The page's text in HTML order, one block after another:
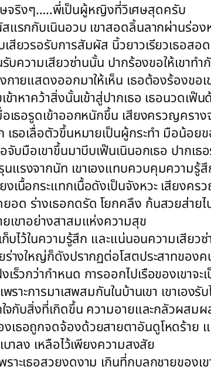
ริงๆ…..พี่เป็นผู้หญิงที่วิเศษสุดครับ
แรกกับเนินอวบ เขาสอดลิ้นลากผ่านร่อ
ยวรอรับการสัมผัส นิ้วยาวเรียวเธอสอ
ความเสียวซ่านนั้น ปากร้องขอให้เขาทำ
ยแสดงออกมาให้เห็น เธอต้องร้องขอ
าหาคว้าสิ่งนั้นเข้าสู่ปากเธอ เธอนวดเ
เธอรูดเข้าออกหนักขึ้น เสียงครวญครา
ธอเลื่อตัวขึ้นหมายเป็นผู้กระทำ มือน้อ
มือเขาขึ้นมาบีบเฟ๊นเนินอกเธอ ปากเธ
งจากนัท เขาเองแทบควบคุมความรู้สึ
งเนื้อกระแทกเนื้อดังเป็นจังหวะ เสียง
ด ร่างเธอกดรัด โยกคลึง ก้นสวยส่าย
เขาอย่างสาสมแห่งความสุข
บไว้ในความรู้สึก และแน่นอนความเสีย
งใหญ่ก็ดังปรากฏต่อโสตประสาทของค
วกว่ากำหนด การออกไปเรือของเขาจ
าะการมาเสพสมกันในบ้านเขา เขาเอง
จกับสิ่งที่เกิดขึ้น ความอายและกลัวผสม
ธอถูกจดจ้องด้วยสายตาอันดูโหดร้าย
าลง เหลือไว้เพียงความสงสัย
ะเธอสวยงดงาม เกินที่กบลูกชายของเ